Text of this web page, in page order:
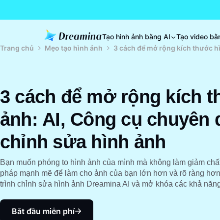
Tạo hình ảnh bằng AI Tạo video
Trang chủ
Mẹo tạo hình ảnh 3 cách để mở rộng kích thước
3 cách để mở rộng kích
ảnh: AI, Công cụ chuyên
chỉnh sửa hình ảnh
Bạn muốn phóng to hình ảnh của mình mà không làm giảm
pháp mạnh mẽ để làm cho ảnh của bạn lớn hơn và rõ ràng
trình chỉnh sửa hình ảnh Dreamina AI và mở khóa các khả
Bắt đầu miễn phí